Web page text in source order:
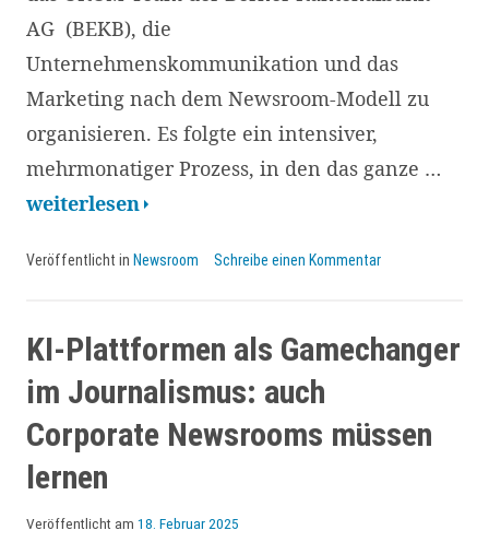
AG (BEKB), die
Unternehmenskommunikation und das
Marketing nach dem Newsroom-Modell zu
organisieren. Es folgte ein intensiver,
mehrmonatiger Prozess, in den das ganze …
Nach
Pilotphase
etabliert:
Erfahrungen
aus
dem
BEKB-
Newsroom
weiterlesen
Veröffentlicht in Newsroom Schreibe einen Kommentar
KI-Plattformen als Gamechanger
im Journalismus: auch
Corporate Newsrooms müssen
lernen
Veröffentlicht am 18. Februar 2025